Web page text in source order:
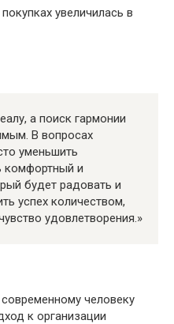
увеличилась в
а поиск гармонии
В вопросах
уменьшить
комфортный и
будет радовать и
успех количеством,
удовлетворения.»
человеку
к организации